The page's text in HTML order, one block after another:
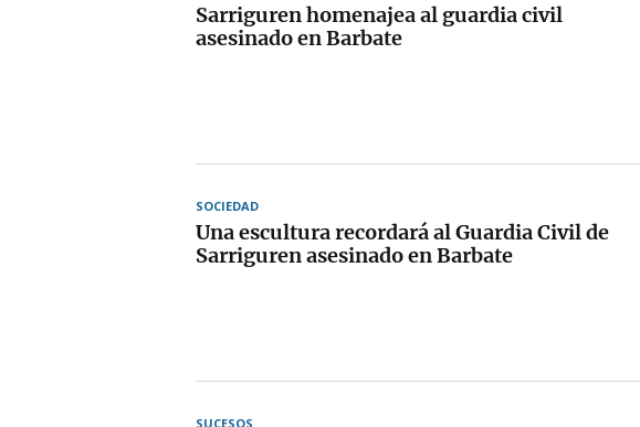
Sarriguren homenajea al guardia civil
asesinado en Barbate
SOCIEDAD
Una escultura recordará al Guardia Civil de
Sarriguren asesinado en Barbate
SUCESOS